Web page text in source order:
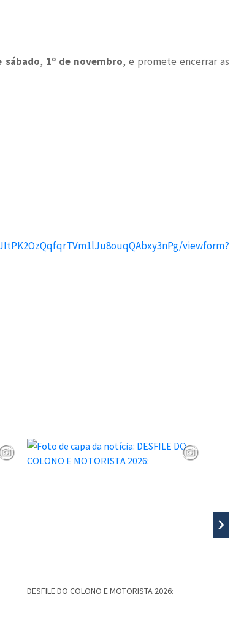
sábado, 1º de novembro, e promete encerrar as
viewform?
DESFILE DO COLONO E MOTORISTA 2026: